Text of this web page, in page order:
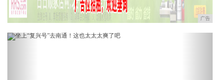
广告
Previous